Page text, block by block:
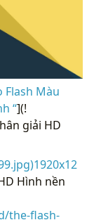
Flash Màu
“](!
giải HD
Hình nền
the-flash-